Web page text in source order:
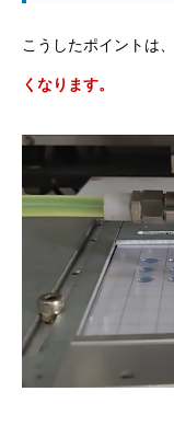
こうしたポイントは、
くなります。